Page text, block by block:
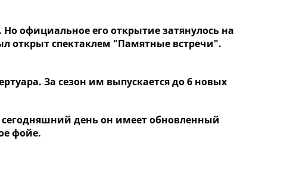
официальное его открытие затянулось на
открыт спектаклем "Памятные встречи".
За сезон им выпускается до 6 новых
сегодняшний день он имеет обновленный
фойе.